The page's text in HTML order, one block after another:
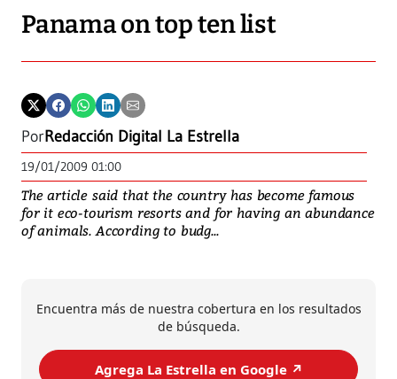
Panama on top ten list
PorRedacción Digital La Estrella
19/01/2009 01:00
The article said that the country has become famous
for it eco-tourism resorts and for having an abundance
of animals. According to budg...
Encuentra más de nuestra cobertura en los resultados
de búsqueda.
Agrega La Estrella en Google ↗️